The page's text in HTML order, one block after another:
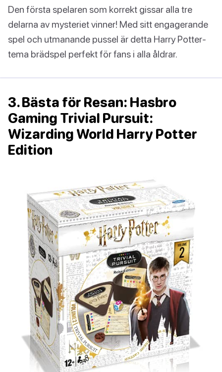
Den första spelaren som korrekt gissar alla tre
delarna av mysteriet vinner! Med sitt engagerande
spel och utmanande pussel är detta Harry Potter-
tema brädspel perfekt för fans i alla åldrar.
3. Bästa för Resan: Hasbro
Gaming Trivial Pursuit:
Wizarding World Harry Potter
Edition